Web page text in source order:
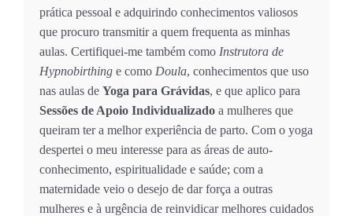
prática pessoal e adquirindo conhecimentos valiosos
que procuro transmitir a quem frequenta as minhas
aulas. Certifiquei-me também como Instrutora de
Hypnobirthing e como Doula, conhecimentos que uso
nas aulas de Yoga para Grávidas, e que aplico para
Sessões de Apoio Individualizado a mulheres que
queiram ter a melhor experiência de parto. Com o yoga
despertei o meu interesse para as áreas de auto-
conhecimento, espiritualidade e saúde; com a
maternidade veio o desejo de dar força a outras
mulheres e à urgência de reinvidicar melhores cuidados